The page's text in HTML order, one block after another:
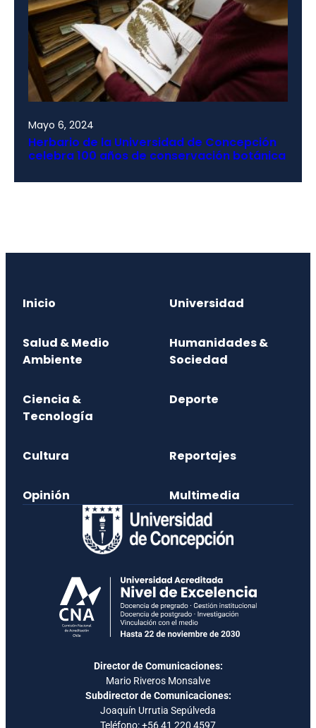
Mayo 6, 2024
Herbario de la Universidad de Concepción
celebra 100 años de conservación botánica
Inicio Universidad
Salud & Medio
Ambiente
Humanidades &
Sociedad
Ciencia &
Tecnología
Deporte
Cultura Reportajes
Opinión Multimedia
Director de Comunicaciones:
Mario Riveros Monsalve
Subdirector de Comunicaciones:
Joaquín Urrutia Sepúlveda
Teléfono:+56 41 220 4597